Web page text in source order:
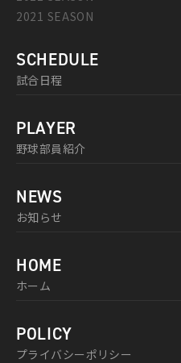
2021 SEASON
SCHEDULE
試合日程
PLAYER
野球部員紹介
NEWS
お知らせ
HOME
ホーム
POLICY
プライバシーポリシー